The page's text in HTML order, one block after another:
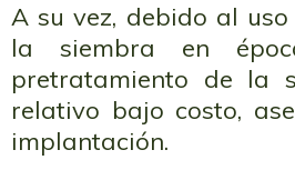
A su vez, debido al
la siembra en
pretratamiento de la
relativo bajo costo,
implantación.